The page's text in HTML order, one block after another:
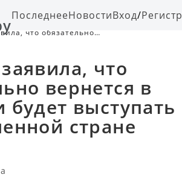
ПоследнееНовостиВход/
что обязательно
что
вернется в
будет выступать
стране